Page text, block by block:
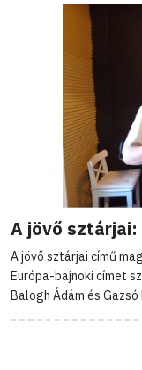
A jövő sztárjai:
A jövő sztárjai című
Európa-bajnoki címet
Balogh Ádám és Gazsó